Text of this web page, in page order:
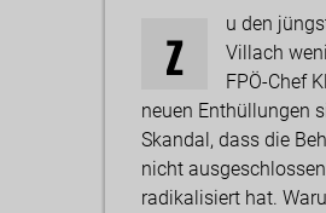
Z
u den
Villach
FPÖ-Chef
neuen Enthüllungen
Skandal, dass die
nicht
radikalisiert hat.